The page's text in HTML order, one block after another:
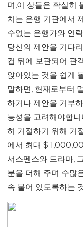
며,이 상들은 확실히
치는 은행 기관에서
수없는 은행가와 연
당신의 제안을 기다
컵 뒤에 보관되어 관
앉아있는 것을 쉽게
말하면, 현재로부터
하거나 제안을 거부
능성을 고려해야합
히 거절하기 위해 거
에서 최대 $
서스펜스와 드라마,
분을 더해 주며 수많
속 붙어 있도록하는